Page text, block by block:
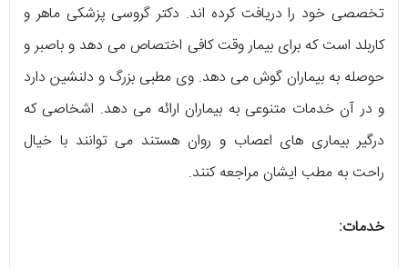
تخصصی خود را دریافت کرده اند. دکتر گروسی پزشکی ماهر و
کاربلد است که برای بیمار وقت کافی اختصاص می دهد و باصبر و
حوصله به بیماران گوش می دهد. وی مطبی بزرگ و دلنشین دارد
و در آن خدمات متنوعی به بیماران ارائه می دهد. اشخاصی که
درگیر بیماری های اعصاب و روان هستند می توانند با خیال
راحت به مطب ایشان مراجعه کنند.
خدمات: